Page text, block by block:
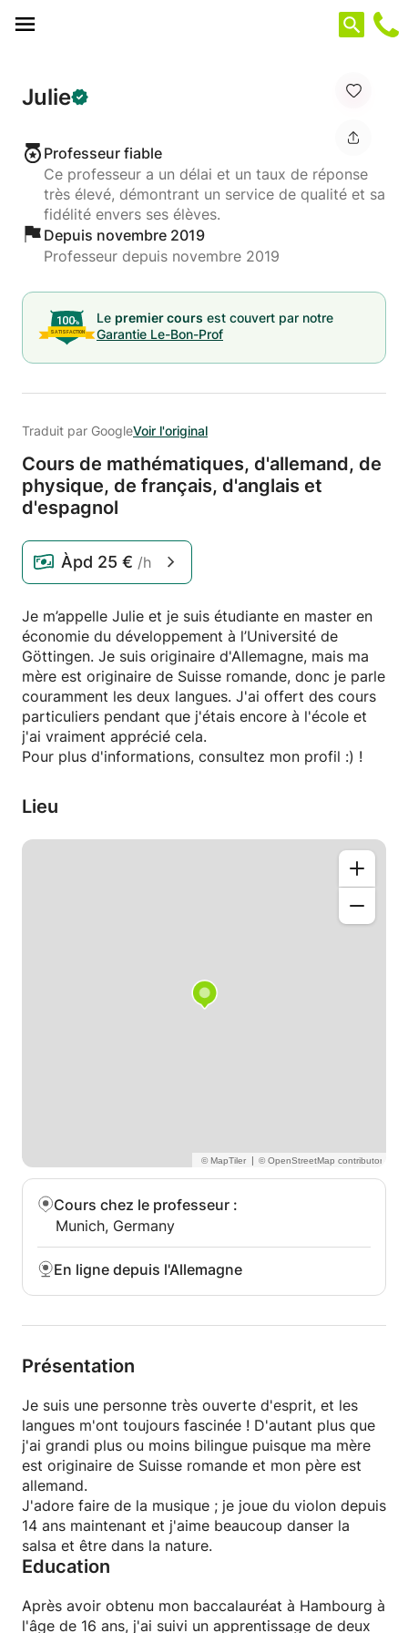
Julie
Professeur fiable
Ce professeur a un délai et un taux de réponse
très élevé, démontrant un service de qualité et sa
fidélité envers ses élèves.
Depuis novembre 2019
Professeur depuis novembre 2019
Le premier cours est couvert par notre
Garantie Le-Bon-Prof
Traduit par GoogleVoir l'original
Cours de mathématiques, d'allemand, de
physique, de français, d'anglais et
d'espagnol
Àpd 25 € /h
Je m’appelle Julie et je suis étudiante en master en
économie du développement à l’Université de
Göttingen. Je suis originaire d'Allemagne, mais ma
mère est originaire de Suisse romande, donc je parle
couramment les deux langues. J'ai offert des cours
particuliers pendant que j'étais encore à l'école et
j'ai vraiment apprécié cela.
Pour plus d'informations, consultez mon profil :) !
Lieu
|
Cours chez le professeur :
Munich, Germany
En ligne depuis l'Allemagne
Présentation
Je suis une personne très ouverte d'esprit, et les
langues m'ont toujours fascinée ! D'autant plus que
j'ai grandi plus ou moins bilingue puisque ma mère
est originaire de Suisse romande et mon père est
allemand.
J'adore faire de la musique ; je joue du violon depuis
14 ans maintenant et j'aime beaucoup danser la
salsa et être dans la nature.
Education
Après avoir obtenu mon baccalauréat à Hambourg à
l'âge de 16 ans, j'ai suivi un apprentissage de deux